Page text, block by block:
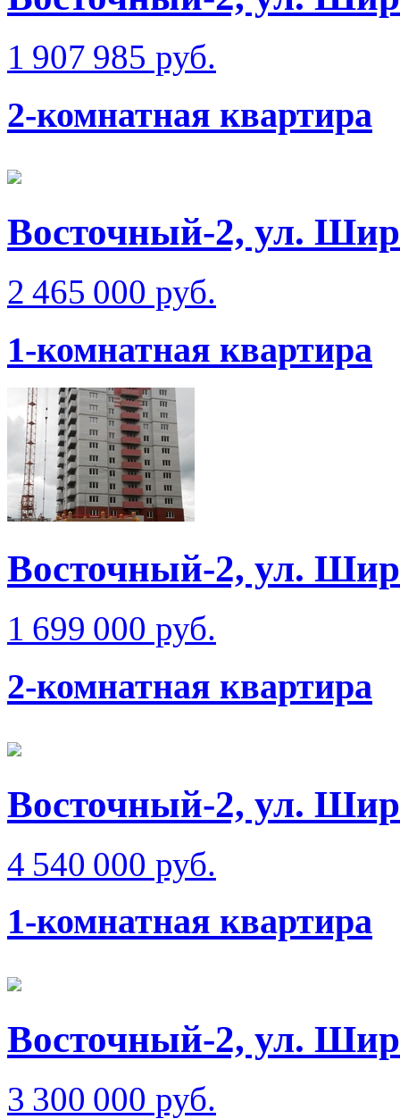
1 907 985 руб.
2-комнатная квартира
Восточный-2, ул.
2 465 000 руб.
1-комнатная квартира
Восточный-2, ул.
1 699 000 руб.
2-комнатная квартира
Восточный-2, ул.
4 540 000 руб.
1-комнатная квартира
Восточный-2, ул.
3 300 000 руб.